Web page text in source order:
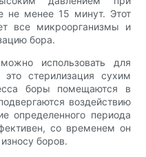
не менее 15 минут. Этот
все микроорганизмы и
бора.
использовать для
стерилизация сухим
боры помещаются в
воздействию
определенного периода
со временем он
боров.